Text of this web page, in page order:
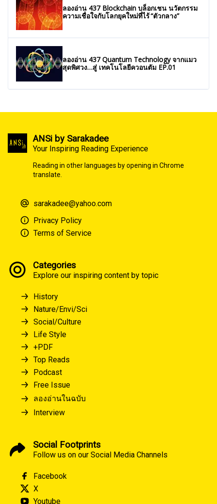
ลองอ่าน 437 Blockchain บล็อกเชน นวัตกรรม
ความเชื่อใจกับโลกยุคใหม่ที่ไร้ “ตัวกลาง”
ลองอ่าน 437 Quantum Technology จากแมว
สุดพิศวง…สู่ เทคโนโลยีควอนตัม EP.01
ANSi by Sarakadee
Your Inspiring Reading Experience
Reading in other languages by opening in Chrome
translate.
sarakadee@yahoo.com
Privacy Policy
Terms of Service
Categories
Explore our inspiring content by topic
History
Nature/Envi/Sci
Social/Culture
Life Style
+PDF
Top Reads
Podcast
Free Issue
ลองอ่านในฉบับ
Interview
Social Footprints
Follow us on our Social Media Channels
Facebook
X
Youtube